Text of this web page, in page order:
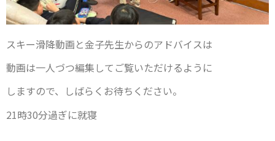
スキー滑降動画と金子先生からのアドバイスは
動画は一人づつ編集してご覧いただけるように
しますので、しばらくお待ちください。
21時30分過ぎに就寝